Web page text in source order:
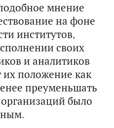
мнение
на фоне
институтов,
своих
и аналитиков
их положение как
преуменьшать
было